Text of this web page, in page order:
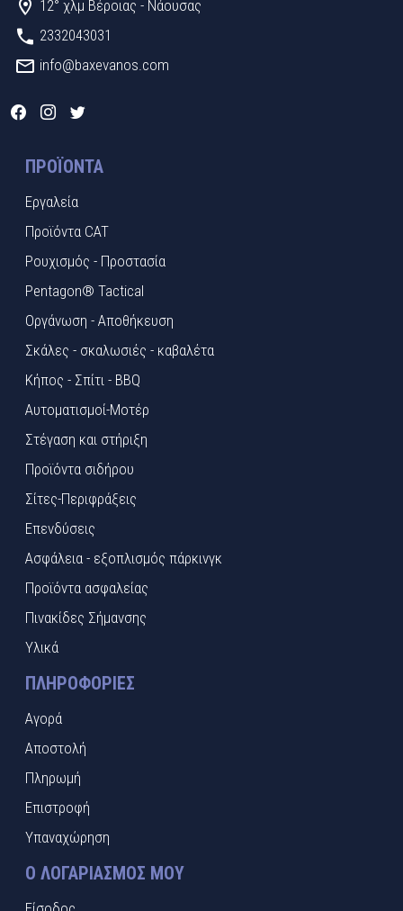
12° χλμ Βέροιας - Νάουσας
2332043031
info@baxevanos.com
ΠΡΟΪΌΝΤΑ
Εργαλεία
Προϊόντα CAT
Ρουχισμός - Προστασία
Pentagon® Tactical
Οργάνωση - Αποθήκευση
Σκάλες - σκαλωσιές - καβαλέτα
Κήπος - Σπίτι - BBQ
Αυτοματισμοί-Μοτέρ
Στέγαση και στήριξη
Προϊόντα σιδήρου
Σίτες-Περιφράξεις
Επενδύσεις
Ασφάλεια - εξοπλισμός πάρκινγκ
Προϊόντα ασφαλείας
Πινακίδες Σήμανσης
Υλικά
ΠΛΗΡΟΦΟΡΊΕΣ
Αγορά
Αποστολή
Πληρωμή
Επιστροφή
Υπαναχώρηση
Ο ΛΟΓΑΡΙΑΣΜΌΣ ΜΟΥ